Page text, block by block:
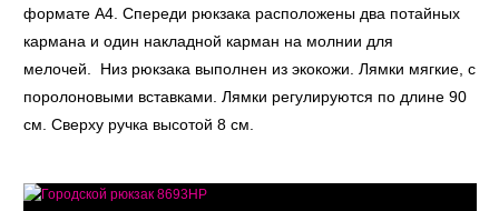
формате A4. Спереди рюкзака расположены два потайных
кармана и один накладной карман на молнии для
мелочей. Низ рюкзака выполнен из экокожи. Лямки мягкие, с
поролоновыми вставками. Лямки регулируются по длине 90
см. Сверху ручка высотой 8 см.